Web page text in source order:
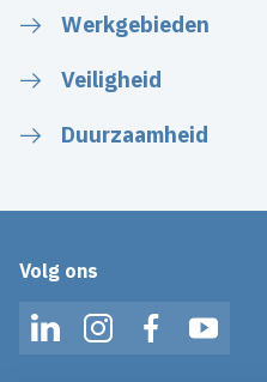
Werkgebieden
Veiligheid
Duurzaamheid
Volg ons
LinkedInInstagramFacebookYouTube